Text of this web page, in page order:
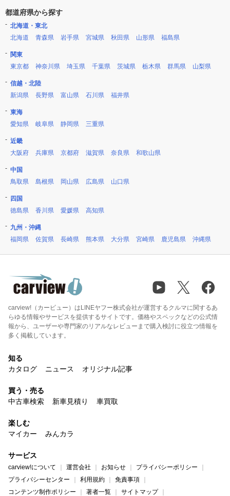
都道府県から探す
北海道・東北
北海道
青森県 岩手県 宮城県 秋田県 山形県 福島県
関東
東京都
神奈川県 埼玉県 千葉県 茨城県 栃木県 群馬県 山梨県
信越・北陸
新潟県
長野県 富山県 石川県 福井県
東海
愛知県
岐阜県 静岡県 三重県
近畿
大阪府
兵庫県 京都府 滋賀県 奈良県 和歌山県
中国
鳥取県
島根県 岡山県 広島県 山口県
四国
徳島県
香川県 愛媛県 高知県
九州・沖縄
福岡県
佐賀県 長崎県 熊本県 大分県 宮崎県 鹿児島県 沖縄県
carview!（カービュー）はLINEヤフー株式会社が運営するクルマに関するあ
らゆる情報やサービスを提供するサイトです。価格やスペックなどの公式情
報から、ユーザーや専門家のリアルなレビューまで購入検討に役立つ情報を
多く掲載しています。
知る
カタログ
ニュース オリジナル記事
買う・売る
中古車検索
新車見積り 車買取
楽しむ
マイカー
みんカラ
サービス
carview!について 運営会社 お知らせ
プライバシーポリシー
プライバシーセンター
利用規約
免責事項
コンテンツ制作ポリシー
著者一覧 サイトマップ